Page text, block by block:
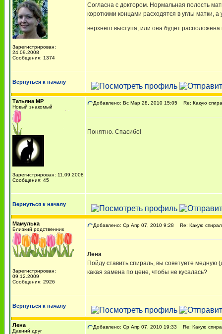
Зарегистрирован:
24.09.2008
Сообщения: 1374
Согласна с доктором. Нормальная полость
короткими концами расходятся в углы матки,
верхнего выступа, или она будет
Вернуться к началу
Татьяна МР
Новый знакомый
Зарегистрирован: 11.09.2008
Сообщения: 45
Добавлено: Вс Мар 28, 2010 15:05 Re: Какую
Понятно. Спасибо!
Вернуться к началу
Мамулька
Близкий родственник
Зарегистрирован:
09.12.2009
Сообщения: 2926
Добавлено: Ср Апр 07, 2010 9:28 Re: Какую
Лена
Пойду ставить спираль, вы советуете медную
какая замена по цене, чтобы не кусалась?
Вернуться к началу
Лена
Давний друг
Добавлено: Ср Апр 07, 2010 19:33 Re: Какую